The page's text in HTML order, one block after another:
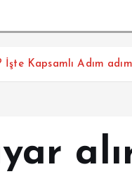
Kapsamlı Adım